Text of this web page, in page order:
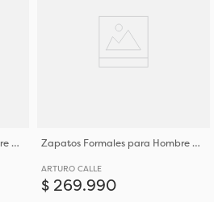
Zapatos Formales para Hombre Calce Elegante en Cuero Zapatos Formales para Hombre Calce Elegante en Cuero
ARTURO CALLE
$ 269.990